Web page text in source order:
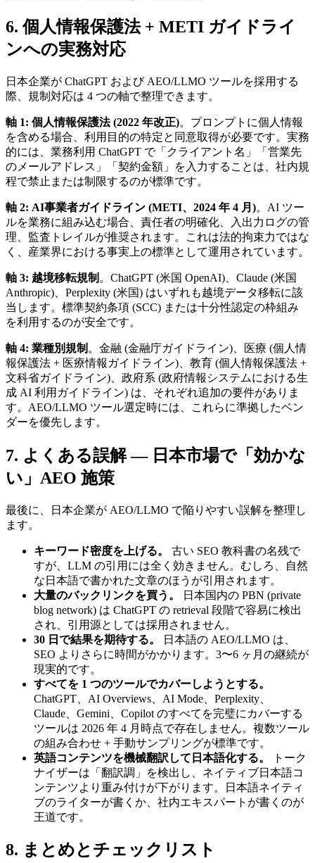
6. 個人情報保護法 + METI ガイドライ
ンへの実務対応
日本企業が ChatGPT および AEO/LLMO ツールを採用する
際、規制対応は 4 つの軸で整理できます。
軸 1: 個人情報保護法 (2022 年改正)。プロンプトに個人情報
を含める場合、利用目的の特定と同意取得が必要です。実務
的には、業務利用 ChatGPT で「クライアント名」「営業先
のメールアドレス」「契約金額」を入力することは、社内規
程で禁止または制限するのが標準です。
軸 2: AI事業者ガイドライン (METI、2024 年 4 月)。AI ツー
ルを業務に組み込む場合、責任者の明確化、入出力ログの管
理、監査トレイルが推奨されます。これは法的拘束力ではな
く、産業界における事実上の標準として運用されています。
軸 3: 越境移転規制 。ChatGPT (米国 OpenAI)、Claude (米国
Anthropic)、Perplexity (米国) はいずれも越境データ移転に該
当します。標準契約条項 (SCC) または十分性認定の枠組み
を利用するのが安全です。
軸 4: 業種別規制 。金融 (金融庁ガイドライン)、医療 (個人情
報保護法 + 医療情報ガイドライン)、教育 (個人情報保護法 +
文科省ガイドライン)、政府系 (政府情報システムにおける生
成 AI 利用ガイドライン) は、それぞれ追加の要件がありま
す。AEO/LLMO ツール選定時には、これらに準拠したベン
ダーを優先します。
7. よくある誤解 — 日本市場で「効かな
い」AEO 施策
最後に、日本企業が AEO/LLMO で陥りやすい誤解を整理し
ます。
キーワード密度を上げる。
古い SEO 教科書の名残で
すが、LLM の引用には全く効きません。むしろ、自然
な日本語で書かれた文章のほうが引用されます。
大量のバックリンクを買う。
日本国内の PBN (private
blog network) は ChatGPT の retrieval 段階で容易に検出
され、引用源としては採用されません。
30 日で結果を期待する。
日本語の AEO/LLMO は、
SEO よりさらに時間がかかります。3〜6 ヶ月の継続が
現実的です。
すべてを 1 つのツールでカバーしようとする。
ChatGPT、AI Overviews、AI Mode、Perplexity、
Claude、Gemini、Copilot のすべてを完璧にカバーする
ツールは 2026 年 4 月時点で存在しません。複数ツール
の組み合わせ + 手動サンプリングが標準です。
英語コンテンツを機械翻訳して日本語化する。
トーク
ナイザーは「翻訳調」を検出し、ネイティブ日本語コ
ンテンツより重み付けが下がります。日本語ネイティ
ブのライターが書くか、社内エキスパートが書くのが
王道です。
8. まとめとチェックリスト